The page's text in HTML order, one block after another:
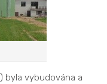
byla vybudována a